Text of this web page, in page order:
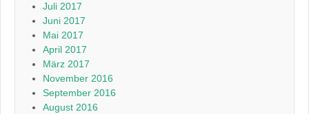
Juli 2017
Juni 2017
Mai 2017
April 2017
März 2017
November 2016
September 2016
August 2016